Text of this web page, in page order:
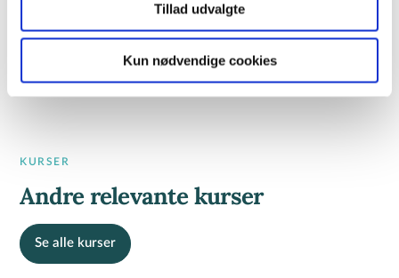
Tillad udvalgte
Kun nødvendige cookies
49728 - Ledelse og det personlige lederskab
KURSER
Andre relevante kurser
Se alle kurser